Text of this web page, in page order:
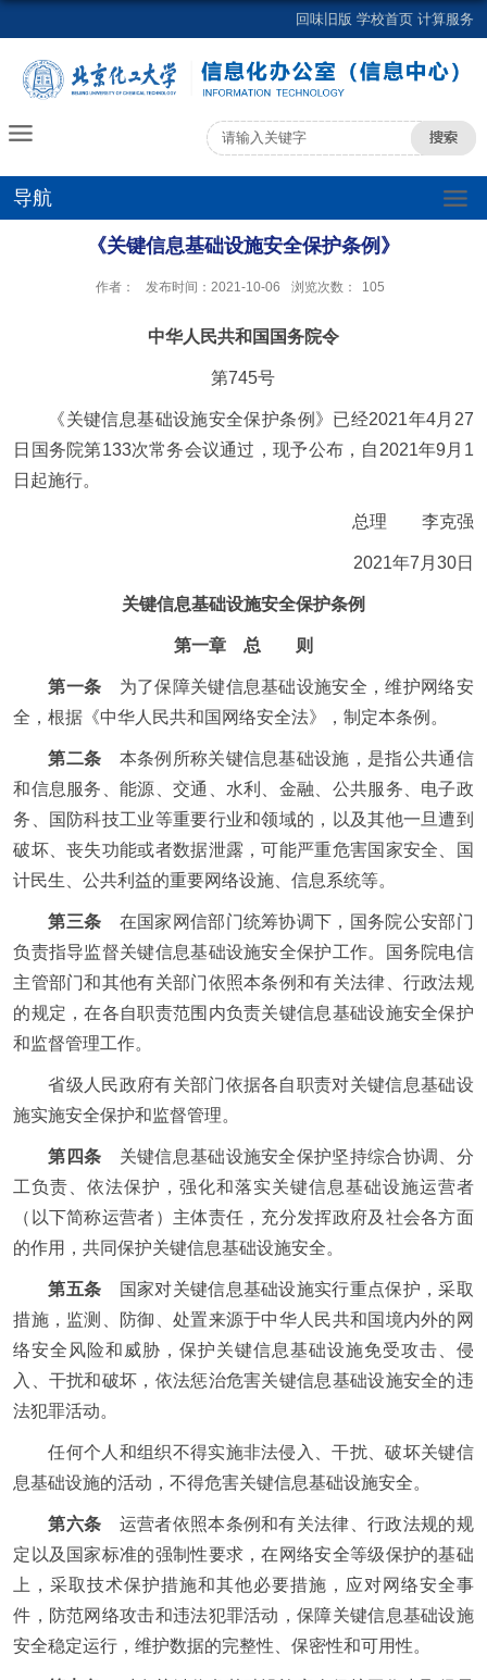
回味旧版 学校首页 计算服务
导航
《关键信息基础设施安全保护条例》
作者： 发布时间：2021-10-06 浏览次数： 105
中华人民共和国国务院令
第745号
《关键信息基础设施安全保护条例》已经2021年4月27
日国务院第133次常务会议通过，现予公布，自2021年9月1
日起施行。
总理 李克强
2021年7月30日
关键信息基础设施安全保护条例
第一章 总 则
第一条 为了保障关键信息基础设施安全，维护网络安
全，根据《中华人民共和国网络安全法》，制定本条例。
第二条 本条例所称关键信息基础设施，是指公共通信
和信息服务、能源、交通、水利、金融、公共服务、电子政
务、国防科技工业等重要行业和领域的，以及其他一旦遭到
破坏、丧失功能或者数据泄露，可能严重危害国家安全、国
计民生、公共利益的重要网络设施、信息系统等。
第三条 在国家网信部门统筹协调下，国务院公安部门
负责指导监督关键信息基础设施安全保护工作。国务院电信
主管部门和其他有关部门依照本条例和有关法律、行政法规
的规定，在各自职责范围内负责关键信息基础设施安全保护
和监督管理工作。
省级人民政府有关部门依据各自职责对关键信息基础设
施实施安全保护和监督管理。
第四条 关键信息基础设施安全保护坚持综合协调、分
工负责、依法保护，强化和落实关键信息基础设施运营者
（以下简称运营者）主体责任，充分发挥政府及社会各方面
的作用，共同保护关键信息基础设施安全。
第五条 国家对关键信息基础设施实行重点保护，采取
措施，监测、防御、处置来源于中华人民共和国境内外的网
络安全风险和威胁，保护关键信息基础设施免受攻击、侵
入、干扰和破坏，依法惩治危害关键信息基础设施安全的违
法犯罪活动。
任何个人和组织不得实施非法侵入、干扰、破坏关键信
息基础设施的活动，不得危害关键信息基础设施安全。
第六条 运营者依照本条例和有关法律、行政法规的规
定以及国家标准的强制性要求，在网络安全等级保护的基础
上，采取技术保护措施和其他必要措施，应对网络安全事
件，防范网络攻击和违法犯罪活动，保障关键信息基础设施
安全稳定运行，维护数据的完整性、保密性和可用性。